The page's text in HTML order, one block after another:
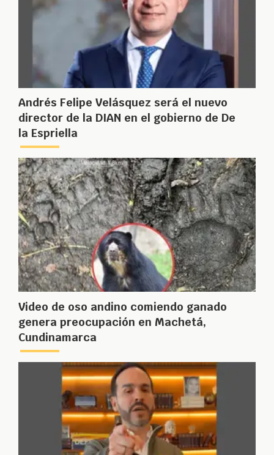
Andrés Felipe Velásquez será el nuevo
director de la DIAN en el gobierno de De
la Espriella
Video de oso andino comiendo ganado
genera preocupación en Machetá,
Cundinamarca